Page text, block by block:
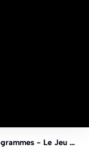
Voyons Voir - Enigmes Quotidiennes et Stéréogrammes - Le Jeu des 1%